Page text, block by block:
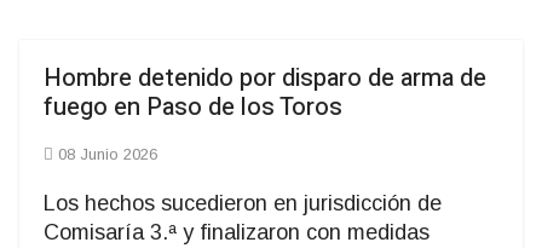
Hombre detenido por disparo de arma de
fuego en Paso de los Toros
08 Junio 2026
Los hechos sucedieron en jurisdicción de
Comisaría 3.ª y finalizaron con medidas